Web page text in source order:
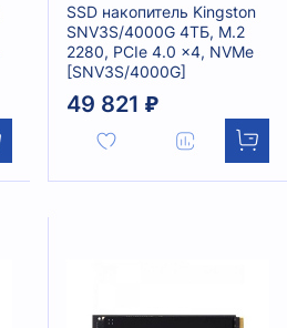
SSD накопитель Kingston
SNV3S/4000G 4ТБ, M.2
2280, PCIe 4.0 x4, NVMe
[SNV3S/4000G]
49 821 ₽